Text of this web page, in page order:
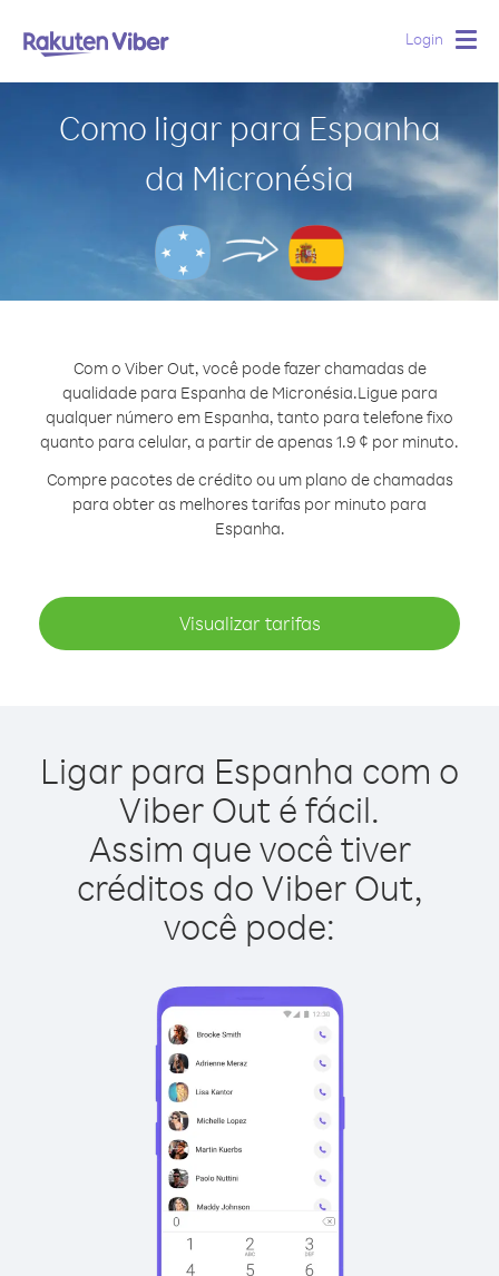
Login
Como ligar para Espanha
da Micronésia
Com o Viber Out, você pode fazer chamadas de
qualidade para Espanha de Micronésia.Ligue para
qualquer número em Espanha, tanto para telefone fixo
quanto para celular, a partir de apenas 1.9 ¢ por minuto.
Compre pacotes de crédito ou um plano de chamadas
para obter as melhores tarifas por minuto para
Espanha.
Visualizar tarifas
Ligar para Espanha com o
Viber Out é fácil.
Assim que você tiver
créditos do Viber Out,
você pode: